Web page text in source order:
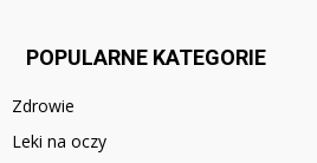
POPULARNE KATEGORIE
Zdrowie
Leki na oczy